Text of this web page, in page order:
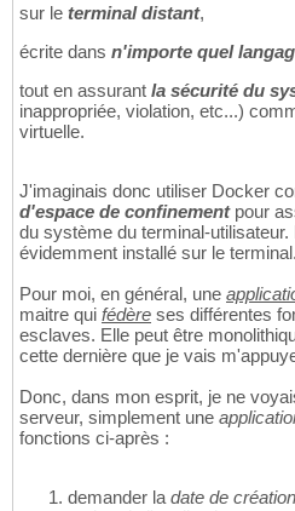
sur le terminal distant,
écrite dans n'importe quel
tout en assurant la sécurité du
inappropriée, violation, etc...)
virtuelle.
J'imaginais donc utiliser Docker
d'espace de confinementpour
du système du terminal-
évidemment installé sur le terminal.
Pour moi, en général, une
maitre qui fédère ses différentes
esclaves. Elle peut être
cette dernière que je vais
Donc, dans mon esprit, je ne
serveur, simplement une
fonctions ci-après :
demander la date de création